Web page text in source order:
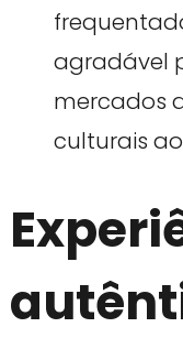
agradável
mercados
culturais